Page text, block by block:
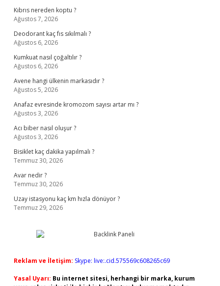
Kıbrıs nereden koptu ?
Ağustos 7, 2026
Deodorant kaç fıs sıkılmalı ?
Ağustos 6, 2026
Kumkuat nasıl çoğaltılır ?
Ağustos 6, 2026
Avene hangi ülkenin markasıdır ?
Ağustos 5, 2026
Anafaz evresinde kromozom sayısı artar mı ?
Ağustos 3, 2026
Acı biber nasıl oluşur ?
Ağustos 3, 2026
Bisiklet kaç dakika yapılmalı ?
Temmuz 30, 2026
Avar nedir ?
Temmuz 30, 2026
Uzay istasyonu kaç km hızla dönüyor ?
Temmuz 29, 2026
Reklam ve İletişim: Skype: live:.cid.575569c608265c69
Yasal Uyarı: Bu internet sitesi, herhangi bir marka, kurum